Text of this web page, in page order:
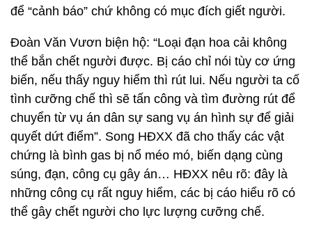
để “cảnh báo” chứ không có mục đích giết người.
Đoàn Văn Vươn biện hộ: “Loại đạn hoa cải không
thể bắn chết người được. Bị cáo chỉ nói tùy cơ ứng
biến, nếu thấy nguy hiểm thì rút lui. Nếu người ta cố
tình cưỡng chế thì sẽ tấn công và tìm đường rút để
chuyển từ vụ án dân sự sang vụ án hình sự để giải
quyết dứt điểm”. Song HĐXX đã cho thấy các vật
chứng là bình gas bị nổ méo mó, biến dạng cùng
súng, đạn, công cụ gây án… HĐXX nêu rõ: đây là
những công cụ rất nguy hiểm, các bị cáo hiểu rõ có
thể gây chết người cho lực lượng cưỡng chế.